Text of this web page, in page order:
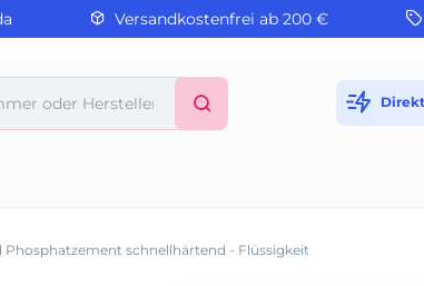
Versandkostenfrei ab 200 €
Phosphatzement schnellhärtend - Flüssigkeit